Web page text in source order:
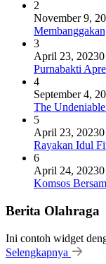
2
November 9,
3
April 23, 2023
Purnabakti
4
September 4,
The
5
April 23, 2023
Rayakan Idul
6
April 24, 2023
Komsos
Berita Olahraga
Ini contoh widget
Selengkapnya